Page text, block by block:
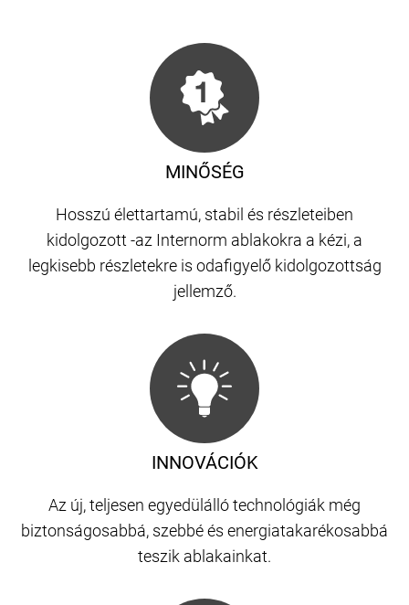
MINŐSÉG
Hosszú élettartamú, stabil és részleteiben
kidolgozott -az Internorm ablakokra a kézi, a
legkisebb részletekre is odafigyelő kidolgozottság
jellemző.
INNOVÁCIÓK
Az új, teljesen egyedülálló technológiák még
biztonságosabbá, szebbé és energiatakarékosabbá
teszik ablakainkat.